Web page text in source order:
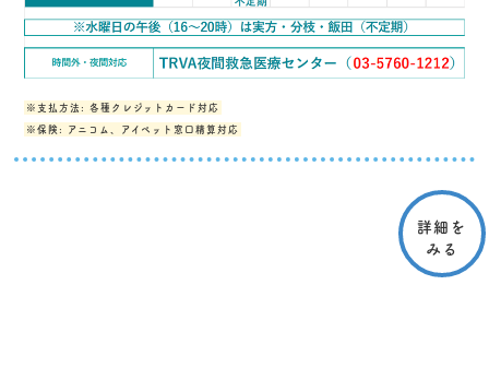
※支払方法: 各種クレジットカード対応
※保険: アニコム、アイペット窓口精算対応
詳細を
みる